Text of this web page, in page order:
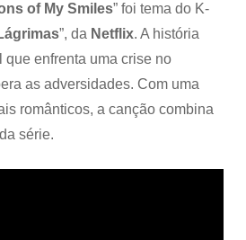
of My Smiles” foi tema do K-
”, da Netflix. A história
que enfrenta uma crise no
as adversidades. Com uma
românticos, a canção combina
série.